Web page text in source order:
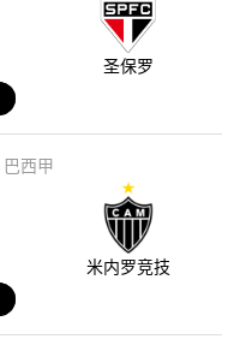
圣保罗
巴西甲
米内罗竞技